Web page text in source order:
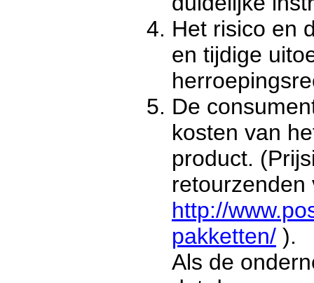
Het risico en
en tijdige
De
kosten van
product.
retourzenden
http://
pakketten/ ).
Als de